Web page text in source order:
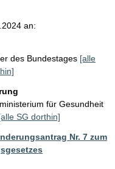
an:
des Bundestages [alle
für Gesundheit
SG dorthin]
Nr. 7 zum